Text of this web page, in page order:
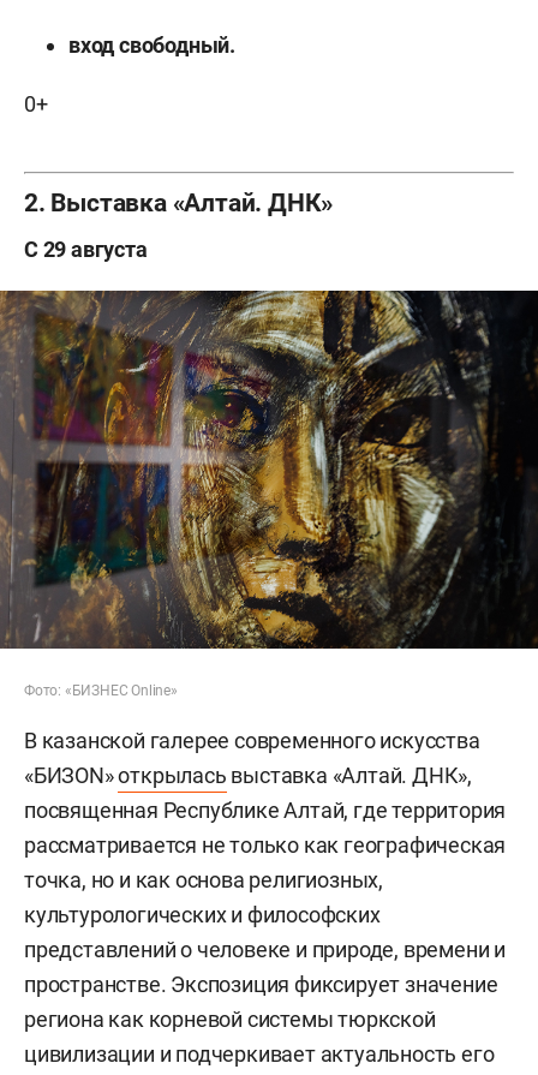
вход свободный.
0+
2. Выставка «Алтай. ДНК»
С 29 августа
Фото: «БИЗНЕС Online»
В казанской галерее современного искусства
«БИЗON»открылась выставка «Алтай. ДНК»,
посвященная Республике Алтай, где территория
рассматривается не только как географическая
точка, но и как основа религиозных,
культурологических и философских
представлений о человеке и природе, времени и
пространстве. Экспозиция фиксирует значение
региона как корневой системы тюркской
цивилизации и подчеркивает актуальность его